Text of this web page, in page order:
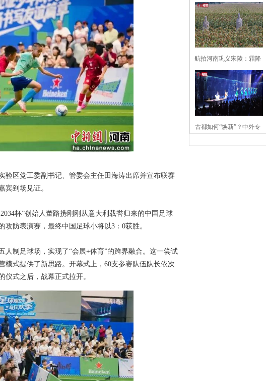
区党工委副书记、管委会主任田海涛出席并宣布联赛
宾到场见证。
杯”创始人董路携刚刚从意大利载誉归来的中国足球
防表演赛，最终中国足球小将以3：0获胜。
制足球场，实现了“会展+体育”的跨界融合。这一尝试
式提供了新思路。开幕式上，60支参赛队伍队长依次
仪式之后，战幕正式拉开。
航拍河南巩义宋陵：霜降
时节高粱红
古都如何“焕新”？中外专